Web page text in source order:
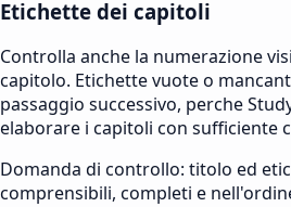
Etichette dei capitoli
Controlla anche la numerazione
capitolo. Etichette vuote o
passaggio successivo, perche
elaborare i capitoli con sufficiente
Domanda di controllo: titolo ed
comprensibili, completi e